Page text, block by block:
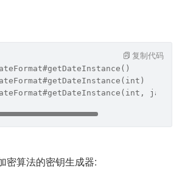
复制代码
密算法的密钥生成器: